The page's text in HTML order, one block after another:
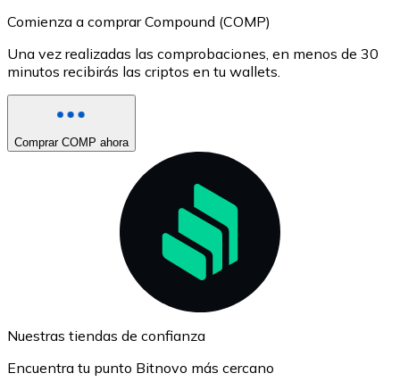
Comienza a comprar Compound (COMP)
Una vez realizadas las comprobaciones, en menos de 30
minutos recibirás las criptos en tu wallets.
Comprar COMP ahora
Nuestras tiendas de confianza
Encuentra tu punto Bitnovo más cercano